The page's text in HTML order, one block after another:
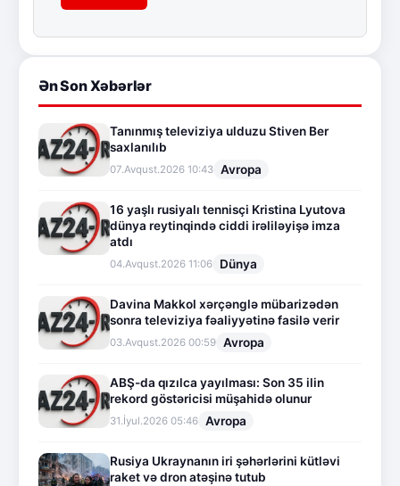
Ən Son Xəbərlər
Tanınmış televiziya ulduzu Stiven Ber
saxlanılıb
07.Avqust.2026 10:43 Avropa
16 yaşlı rusiyalı tennisçi Kristina Lyutova
dünya reytinqində ciddi irəliləyişə imza
atdı
04.Avqust.2026 11:06 Dünya
Davina Makkol xərçənglə mübarizədən
sonra televiziya fəaliyyətinə fasilə verir
03.Avqust.2026 00:59 Avropa
ABŞ-da qızılca yayılması: Son 35 ilin
rekord göstəricisi müşahidə olunur
31.İyul.2026 05:46 Avropa
Rusiya Ukraynanın iri şəhərlərini kütləvi
raket və dron atəşinə tutub